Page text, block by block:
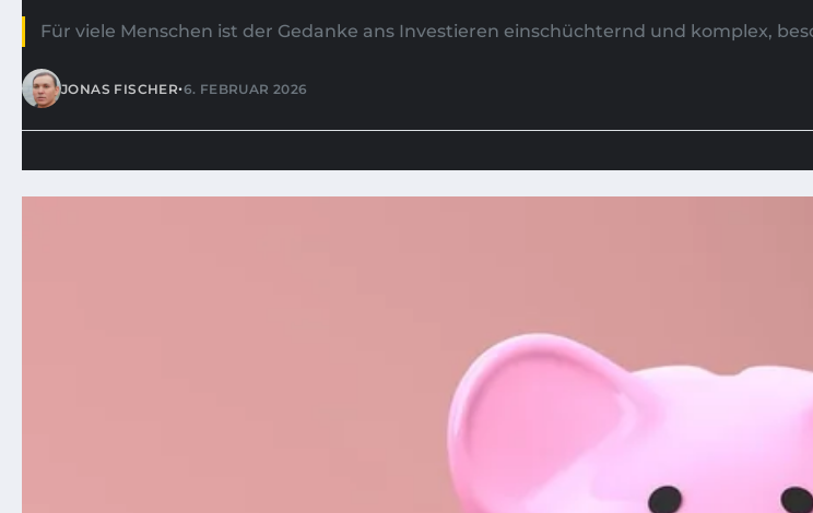
Für viele Menschen ist der Gedanke ans Investieren einschüchternd und komplex,
JONAS FISCHER•6. FEBRUAR 2026